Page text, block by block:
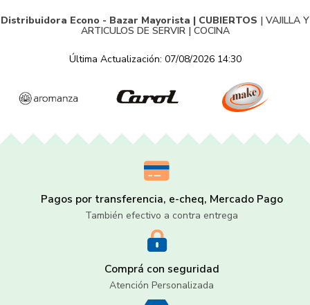
Distribuidora Econo - Bazar Mayorista | CUBIERTOS | VAJILLA Y
ARTICULOS DE SERVIR| COCINA
Última Actualización: 07/08/2026 14:30
Pagos por transferencia, e-cheq, Mercado Pago
También efectivo a contra entrega
Comprá con seguridad
Atención Personalizada